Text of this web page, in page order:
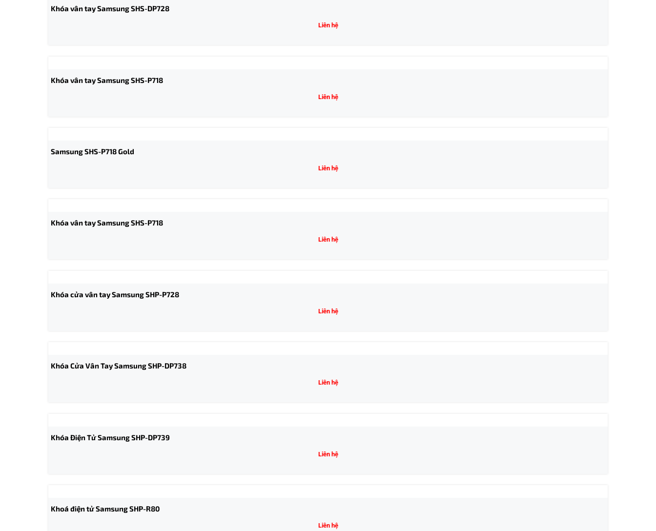
Khóa vân tay Samsung SHS-DP728
Liên hệ
Khóa vân tay Samsung SHS-P718
Liên hệ
Samsung SHS-P718 Gold
Liên hệ
Khóa vân tay Samsung SHS-P718
Liên hệ
Khóa cửa vân tay Samsung SHP-P728
Liên hệ
Khóa Cửa Vân Tay Samsung SHP-DP738
Liên hệ
Khóa Điện Tử Samsung SHP-DP739
Liên hệ
Khoá điện tử Samsung SHP-R80
Liên hệ